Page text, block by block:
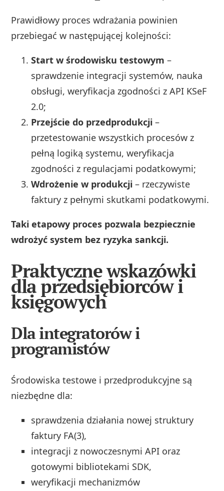
Prawidłowy proces wdrażania powinien
przebiegać w następującej kolejności:
Start w środowisku testowym –
sprawdzenie integracji systemów, nauka
obsługi, weryfikacja zgodności z API KSeF
2.0;
Przejście do przedprodukcji –
przetestowanie wszystkich procesów z
pełną logiką systemu, weryfikacja
zgodności z regulacjami podatkowymi;
Wdrożenie w produkcji – rzeczywiste
faktury z pełnymi skutkami podatkowymi.
Taki etapowy proces pozwala bezpiecznie
wdrożyć system bez ryzyka sankcji.
Praktyczne wskazówki
dla przedsiębiorców i
księgowych
Dla integratorów i
programistów
Środowiska testowe i przedprodukcyjne są
niezbędne dla:
sprawdzenia działania nowej struktury
faktury FA(3),
integracji z nowoczesnymi API oraz
gotowymi bibliotekami SDK,
weryfikacji mechanizmów